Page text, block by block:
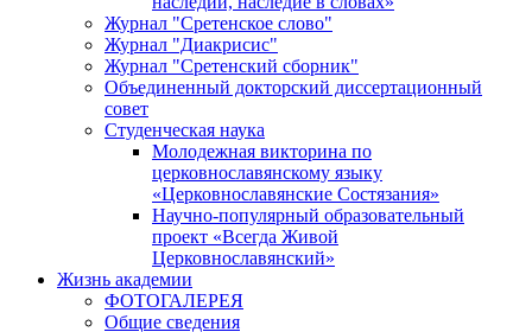
Журнал "Сретенское слово"
Журнал "Диакрисис"
Журнал "Сретенский сборник"
Объединенный докторский диссертационный
совет
Студенческая наука
Молодежная викторина по
церковнославянскому языку
«Церковнославянские Состязания»
Научно-популярный образовательный
проект «Всегда Живой
Церковнославянский»
Жизнь академии
ФОТОГАЛЕРЕЯ
Общие сведения